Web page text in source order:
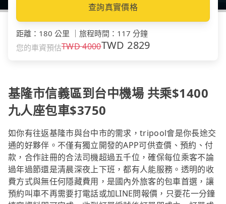
查詢真實價格
距離 ： 180 公里 旅程時間 ： 117 分鐘
您的車資預估TWD4000TWD 2829
基隆市信義區到台中機場 共乘$1400
九人座包車$3750
如你有往返基隆市與台中市的需求，tripool會是你長途交
通的好夥伴。不僅有獨立開發的APP可供查價、預約、付
款，合作註冊的合法司機超過五千位，確保每位乘客不論
過年過節還是清晨深夜上下班，都有人能服務。透明的收
費方式與無任何隱藏費用，是國內外旅客的包車首選，讓
預約叫車不再需要打電話或加LINE問報價，只要花一分鐘